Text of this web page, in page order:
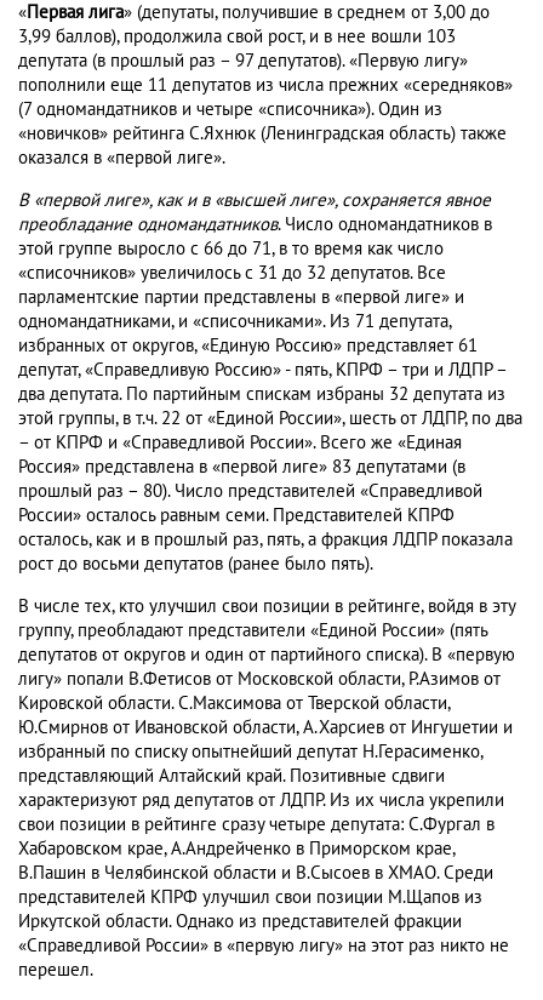
«Первая лига» (депутаты, получившие в среднем от 3,00 до
3,99 баллов), продолжила свой рост, и в нее вошли 103
депутата (в прошлый раз – 97 депутатов). «Первую лигу»
пополнили еще 11 депутатов из числа прежних «середняков»
(7 одномандатников и четыре «списочника»). Один из
«новичков» рейтинга С.Яхнюк (Ленинградская область) также
оказался в «первой лиге».
В «первой лиге», как и в «высшей лиге», сохраняется явное
преобладание одномандатников. Число одномандатников в
этой группе выросло с 66 до 71, в то время как число
«списочников» увеличилось с 31 до 32 депутатов. Все
парламентские партии представлены в «первой лиге» и
одномандатниками, и «списочниками». Из 71 депутата,
избранных от округов, «Единую Россию» представляет 61
депутат, «Справедливую Россию» - пять, КПРФ – три и ЛДПР –
два депутата. По партийным спискам избраны 32 депутата из
этой группы, в т.ч. 22 от «Единой России», шесть от ЛДПР, по два
– от КПРФ и «Справедливой России». Всего же «Единая
Россия» представлена в «первой лиге» 83 депутатами (в
прошлый раз – 80). Число представителей «Справедливой
России» осталось равным семи. Представителей КПРФ
осталось, как и в прошлый раз, пять, а фракция ЛДПР показала
рост до восьми депутатов (ранее было пять).
В числе тех, кто улучшил свои позиции в рейтинге, войдя в эту
группу, преобладают представители «Единой России» (пять
депутатов от округов и один от партийного списка). В «первую
лигу» попали В.Фетисов от Московской области, Р.Азимов от
Кировской области. С.Максимова от Тверской области,
Ю.Смирнов от Ивановской области, А.Харсиев от Ингушетии и
избранный по списку опытнейший депутат Н.Герасименко,
представляющий Алтайский край. Позитивные сдвиги
характеризуют ряд депутатов от ЛДПР. Из их числа укрепили
свои позиции в рейтинге сразу четыре депутата: С.Фургал в
Хабаровском крае, А.Андрейченко в Приморском крае,
В.Пашин в Челябинской области и В.Сысоев в ХМАО. Среди
представителей КПРФ улучшил свои позиции М.Щапов из
Иркутской области. Однако из представителей фракции
«Справедливой России» в «первую лигу» на этот раз никто не
перешел.